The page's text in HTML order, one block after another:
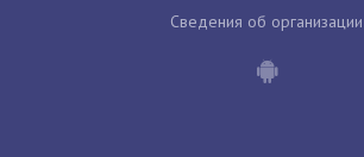
Сведения об организации